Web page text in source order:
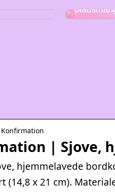
| Sjove,
hjemmelavede
(14,8 x 21 cm).